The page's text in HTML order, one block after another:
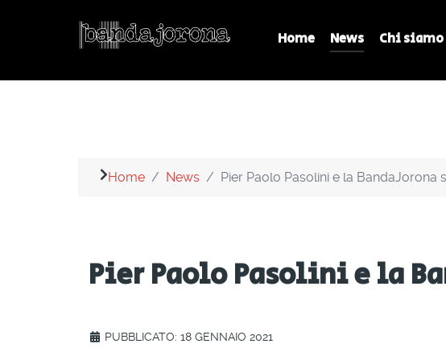
Home News Chi siamo
Home News Pier Paolo Pasolini e la BandaJorona
Pier Paolo Pasolini e la
PUBBLICATO: 18 GENNAIO 2021